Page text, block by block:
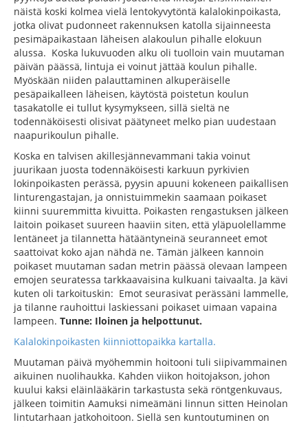
näistä koski kolmea vielä lentokyvytöntä kalalokinpoikasta,
jotka olivat pudonneet rakennuksen katolla sijainneesta
pesimäpaikastaan läheisen alakoulun pihalle elokuun
alussa. Koska lukuvuoden alku oli tuolloin vain muutaman
päivän päässä, lintuja ei voinut jättää koulun pihalle.
Myöskään niiden palauttaminen alkuperäiselle
pesäpaikalleen läheisen, käytöstä poistetun koulun
tasakatolle ei tullut kysymykseen, sillä sieltä ne
todennäköisesti olisivat päätyneet melko pian uudestaan
naapurikoulun pihalle.
Koska en talvisen akillesjännevammani takia voinut
juurikaan juosta todennäköisesti karkuun pyrkivien
lokinpoikasten perässä, pyysin apuuni kokeneen paikallisen
linturengastajan, ja onnistuimmekin saamaan poikaset
kiinni suuremmitta kivuitta. Poikasten rengastuksen jälkeen
laitoin poikaset suureen haaviin siten, että yläpuolellamme
lentäneet ja tilannetta hätääntyneinä seuranneet emot
saattoivat koko ajan nähdä ne. Tämän jälkeen kannoin
poikaset muutaman sadan metrin päässä olevaan lampeen
emojen seuratessa tarkkaavaisina kulkuani taivaalta. Ja kävi
kuten oli tarkoituskin: Emot seurasivat perässäni lammelle,
ja tilanne rauhoittui laskiessani poikaset uimaan vapaina
lampeen. Tunne: Iloinen ja helpottunut.
Kalalokinpoikasten kiinniottopaikka kartalla.
Muutaman päivä myöhemmin hoitooni tuli siipivammainen
aikuinen nuolihaukka. Kahden viikon hoitojakson, johon
kuului kaksi eläinlääkärin tarkastusta sekä röntgenkuvaus,
jälkeen toimitin Aamuksi nimeämäni linnun sitten Heinolan
lintutarhaan jatkohoitoon. Siellä sen kuntoutuminen on